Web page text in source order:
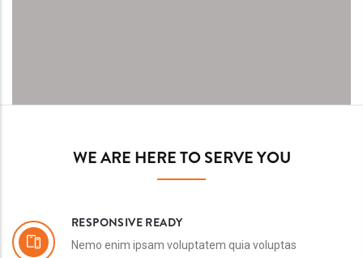
WE ARE HERE TO SERVE YOU
RESPONSIVE READY
Nemo enim ipsam voluptatem quia voluptas